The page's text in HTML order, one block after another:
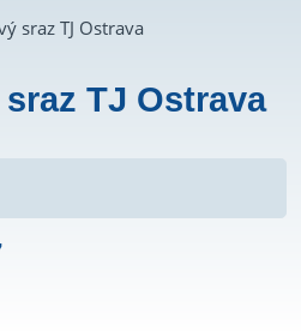
sraz TJ Ostrava
TJ Ostrava